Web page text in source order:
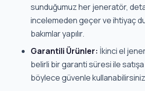
sunduğumuz her jeneratör,
incelemeden geçer ve ihtiyaç
bakımlar yapılır.
Garantili Ürünler: İkinci el
belirli bir garanti süresi ile
böylece güvenle